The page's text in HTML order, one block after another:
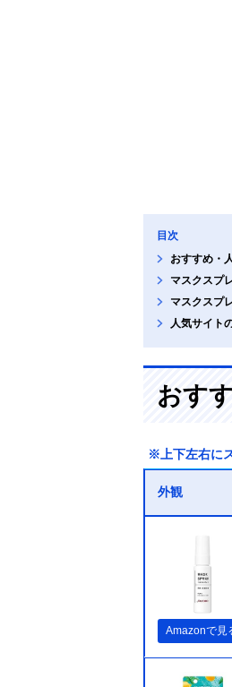
目次
おすすめ・
マスクスプ
マスクスプ
人気サイト
おす
※上下左右に
外観
Amazonで見